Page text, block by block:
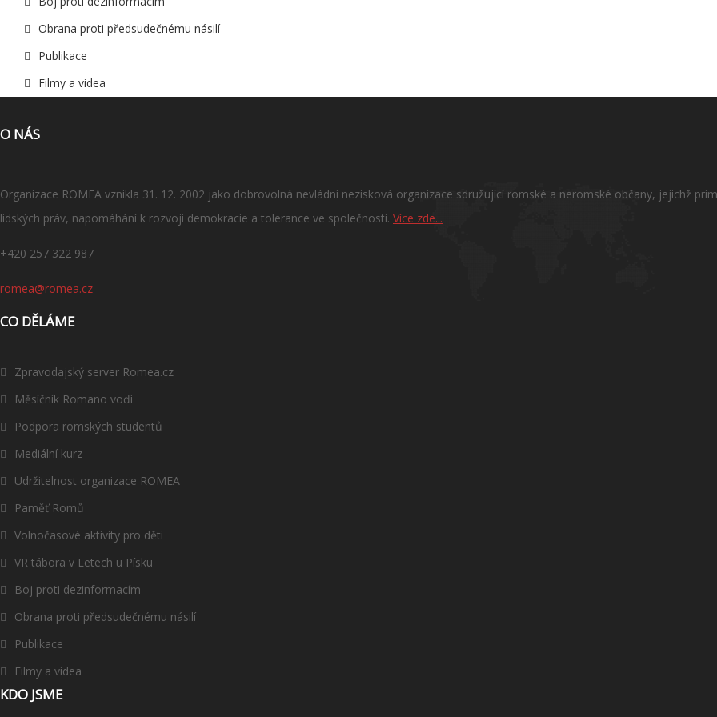
Obrana proti předsudečnému násilí
Publikace
Filmy a videa
O NÁS
Organizace ROMEA vznikla 31. 12. 2002 jako dobrovolná nevládní nezisková organizace sdružující romské a neromské občany, jejichž
lidských práv, napomáhání k rozvoji demokracie a tolerance ve společnosti. Více zde...
+420 257 322 987
romea@romea.cz
CO DĚLÁME
Zpravodajský server Romea.cz
Měsíčník Romano voďi
Podpora romských studentů
Mediální kurz
Udržitelnost organizace ROMEA
Paměť Romů
Volnočasové aktivity pro děti
VR tábora v Letech u Písku
Boj proti dezinformacím
Obrana proti předsudečnému násilí
Publikace
Filmy a videa
KDO JSME